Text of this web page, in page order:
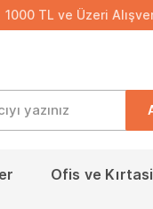
1000 TL ve Üzeri
Ofis ve